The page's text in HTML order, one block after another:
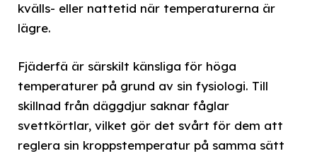
kvälls- eller nattetid när temperaturerna är
lägre.
Fjäderfä är särskilt känsliga för höga
temperaturer på grund av sin fysiologi. Till
skillnad från däggdjur saknar fåglar
svettkörtlar, vilket gör det svårt för dem att
reglera sin kroppstemperatur på samma sätt